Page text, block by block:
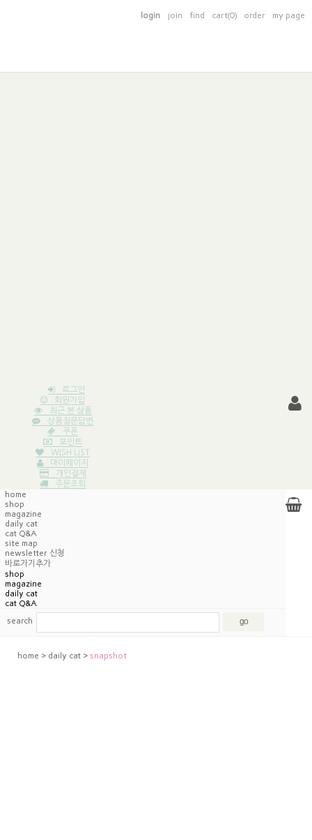
login join find cart(0) order my page
로그인
회원가입
최근 본 상품
상품질문답변
쿠폰
포인트
WISH LIST
마이페이지
개인결제
주문조회
home
shop
magazine
daily cat
cat Q&A
site map
newsletter 신청
바로가기추가
shop
magazine
daily cat
cat Q&A
search
home > daily cat > snapshot